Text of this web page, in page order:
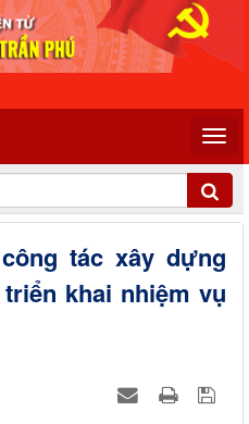
tác xây dựng
khai nhiệm vụ